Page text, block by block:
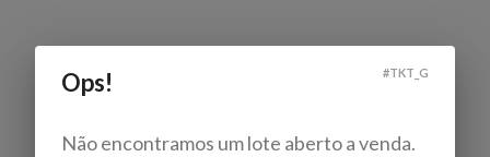
Ops! #TKT_G
Não encontramos um lote aberto a venda.